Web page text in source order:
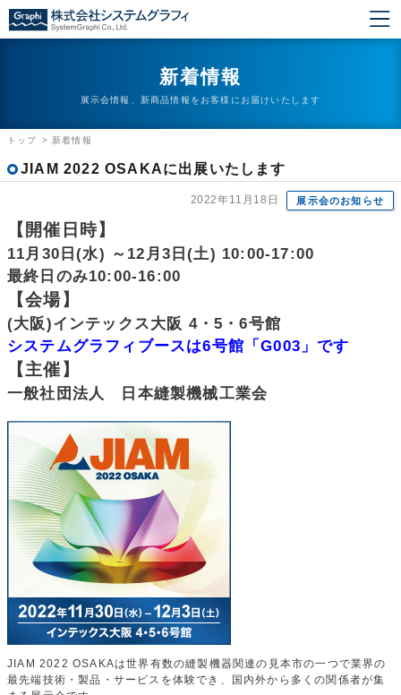
新着情報
展示会情報、新商品情報をお客様にお届けいたします
トップ > 新着情報
JIAM 2022 OSAKAに出展いたします
2022年11月18日 展示会のお知らせ
【開催日時】
11月30日(水) ～12月3日(土) 10:00-17:00
最終日のみ10:00-16:00
【会場】
(大阪)インテックス大阪 4・5・6号館
システムグラフィブースは6号館「G003」です
【主催】
一般社団法人 日本縫製機械工業会
JIAM 2022 OSAKAは世界有数の縫製機器関連の見本市の一つで業界の
最先端技術・製品・サービスを体験でき、国内外から多くの関係者が集